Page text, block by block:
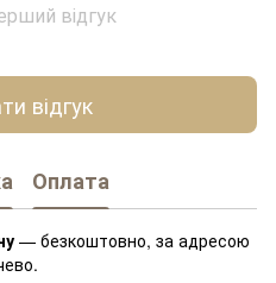
відгук
відгук
Оплата
— безкоштовно, за адресою